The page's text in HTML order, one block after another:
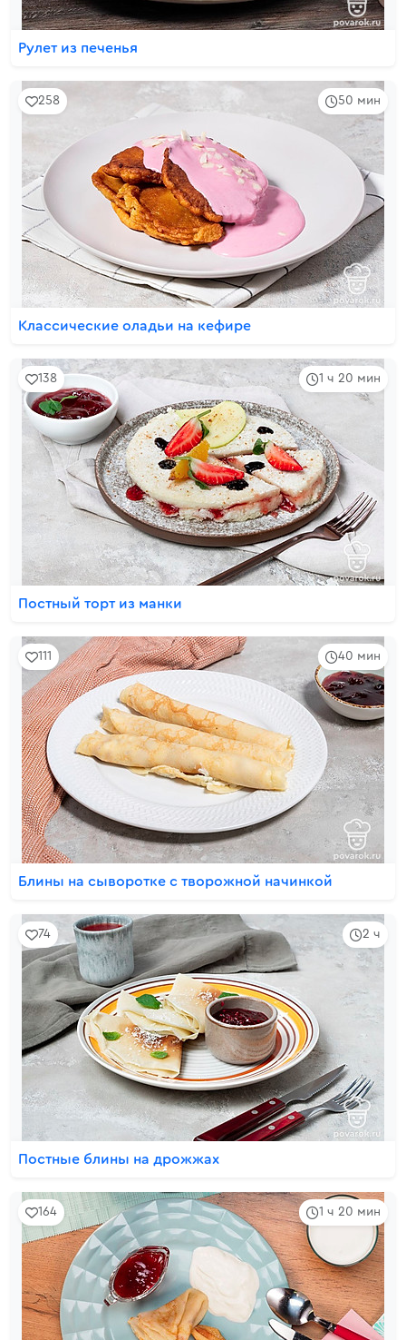
Рулет из печенья
50 мин
258
Классические оладьи на кефире
1 ч 20 мин
138
Постный торт из манки
40 мин
111
Блины на сыворотке с творожной начинкой
2 ч
74
Постные блины на дрожжах
1 ч 20 мин
164